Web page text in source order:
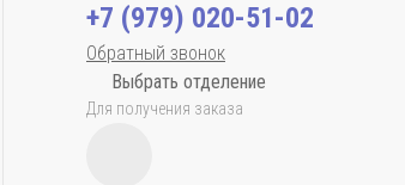
+7 (979) 020-51-02
Обратный звонок
Выбрать отделение
Для получения заказа